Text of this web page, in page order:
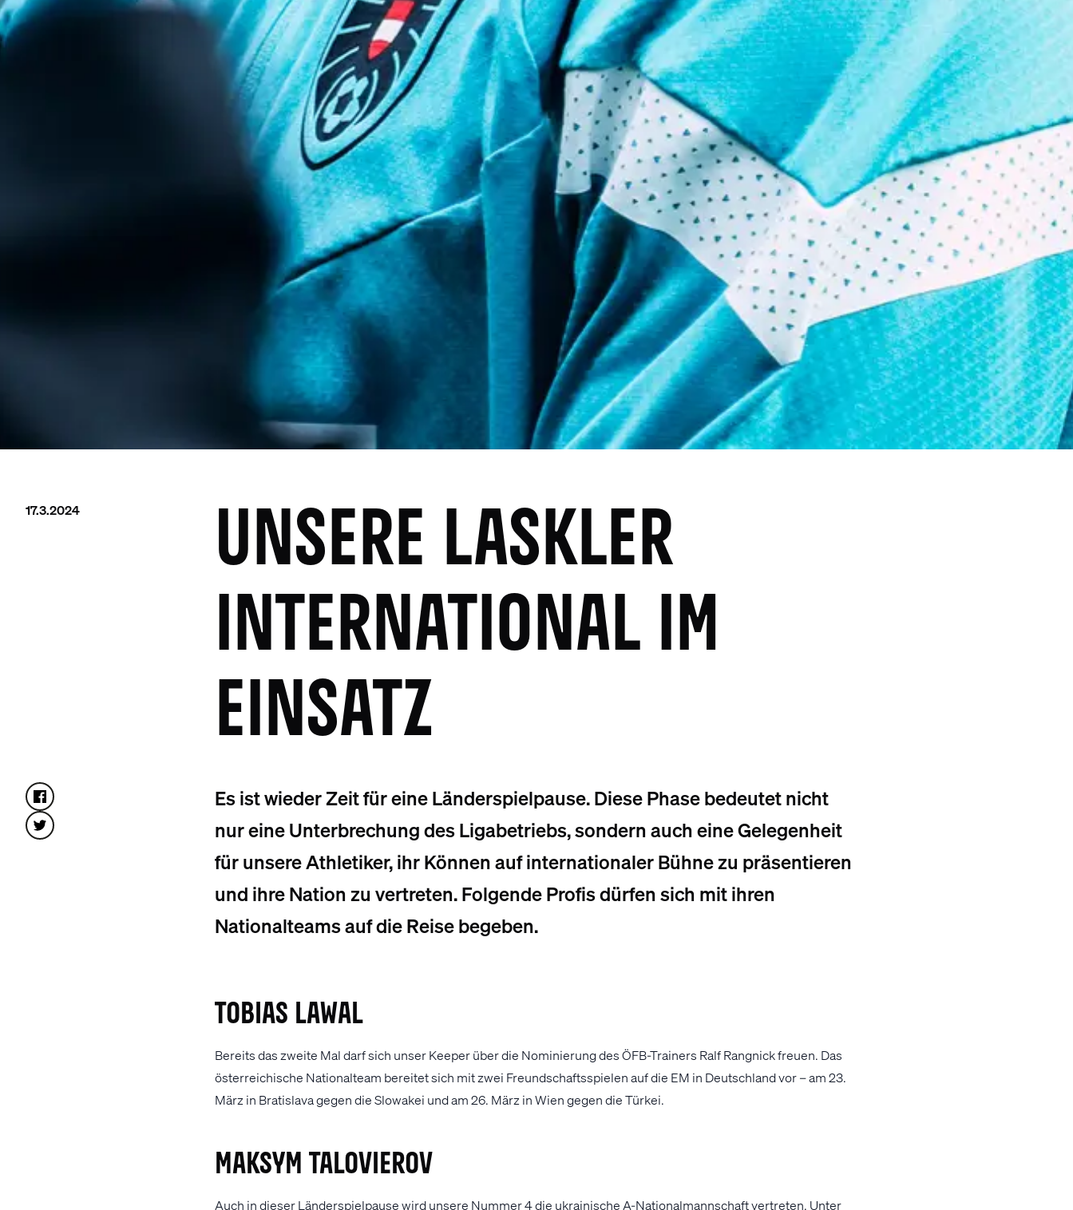
17.3.2024
UNSERE LASKLER
INTERNATIONAL IM
EINSATZ
Es ist wieder Zeit für eine Länderspielpause. Diese Phase bedeutet nicht
nur eine Unterbrechung des Ligabetriebs, sondern auch eine Gelegenheit
für unsere Athletiker, ihr Können auf internationaler Bühne zu präsentieren
und ihre Nation zu vertreten. Folgende Profis dürfen sich mit ihren
Nationalteams auf die Reise begeben.
Tobias Lawal
Bereits das zweite Mal darf sich unser Keeper über die Nominierung des ÖFB-Trainers Ralf Rangnick freuen. Das
österreichische Nationalteam bereitet sich mit zwei Freundschaftsspielen auf die EM in Deutschland vor – am 23.
März in Bratislava gegen die Slowakei und am 26. März in Wien gegen die Türkei.
Maksym Talovierov
Auch in dieser Länderspielpause wird unsere Nummer 4 die ukrainische A-Nationalmannschaft vertreten. Unter